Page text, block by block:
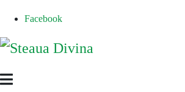
Facebook
Steaua
Clinica